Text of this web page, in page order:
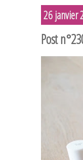
26 janvier
Post